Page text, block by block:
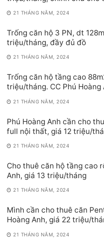
21 THÁNG NĂM, 2024
Trống căn hộ 3 PN, dt
triệu/tháng, đầy đủ đồ
21 THÁNG NĂM, 2024
Trống căn hộ tầng cao
triệu/tháng. CC Phú Hoàng
21 THÁNG NĂM, 2024
Phú Hoàng Anh cần cho
full nội thất, giá 12 triệu/
21 THÁNG NĂM, 2024
Cho thuê căn hộ tầng cao
Anh, giá 13 triệu/tháng
21 THÁNG NĂM, 2024
Mình cần cho thuê căn
Hoàng Anh, giá 22 triệu/
21 THÁNG NĂM, 2024